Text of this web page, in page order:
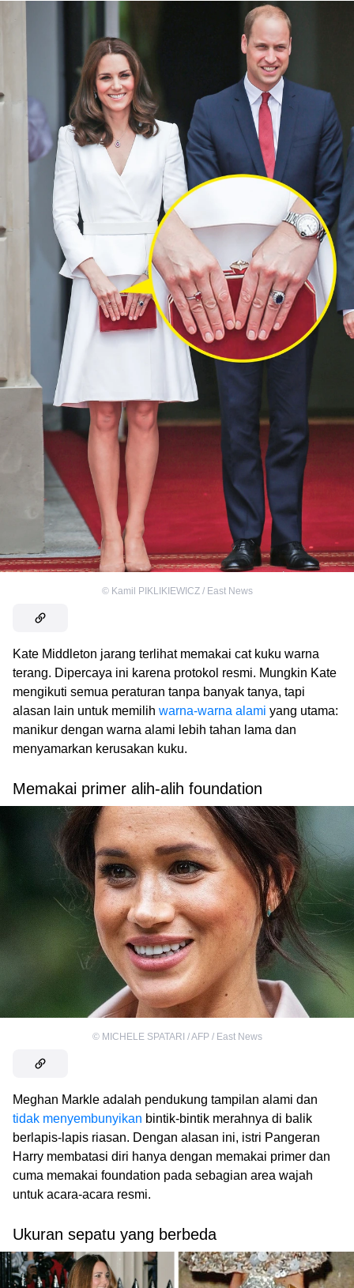
© Kamil PIKLIKIEWICZ / East News
Kate Middleton jarang terlihat memakai cat kuku warna
terang. Dipercaya ini karena protokol resmi. Mungkin Kate
mengikuti semua peraturan tanpa banyak tanya, tapi
alasan lain untuk memilih warna-warna alami yang utama:
manikur dengan warna alami lebih tahan lama dan
menyamarkan kerusakan kuku.
Memakai primer alih-alih foundation
© MICHELE SPATARI / AFP / East News
Meghan Markle adalah pendukung tampilan alami dan
tidak menyembunyikan bintik-bintik merahnya di balik
berlapis-lapis riasan. Dengan alasan ini, istri Pangeran
Harry membatasi diri hanya dengan memakai primer dan
cuma memakai foundation pada sebagian area wajah
untuk acara-acara resmi.
Ukuran sepatu yang berbeda